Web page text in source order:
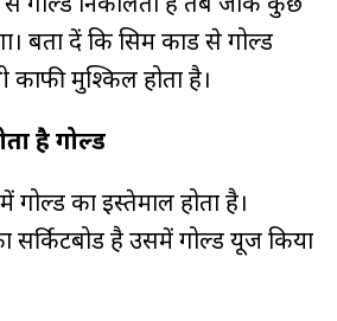
बता दें कि सिम कार्ड से गोल्ड
काफी मुश्किल होता है।
है गोल्ड
गोल्ड का इस्तेमाल होता है।
सर्किटबोर्ड है उसमें गोल्ड यूज किया